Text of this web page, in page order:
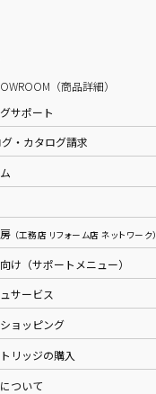
（商品詳細）
サポート
・カタログ請求
（工務店 リフォーム店 ネットワーク）
け（サポートメニュー）
サービス
ョッピング
リッジの購入
ついて